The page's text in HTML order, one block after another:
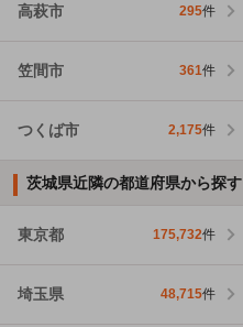
高萩市 295件
笠間市 361件
つくば市 2,175件
茨城県近隣の都道府県から探す
東京都 175,732件
埼玉県 48,715件